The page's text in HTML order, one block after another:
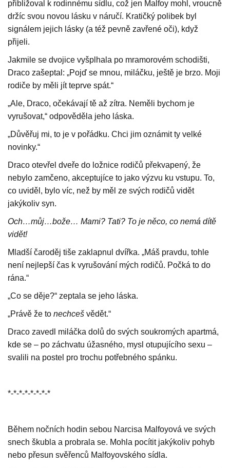
přibližoval k rodinnému sídlu, což jen Malfoy mohl, vroucně
držíc svou novou lásku v náručí. Kratičký polibek byl
signálem jejich lásky (a též pevně zavřené oči), když
přijeli.
Jakmile se dvojice vyšplhala po mramorovém schodišti,
Draco zašeptal: „Pojď se mnou, miláčku, ještě je brzo. Moji
rodiče by měli jít teprve spát.“
„Ale, Draco, očekávají tě až zítra. Neměli bychom je
vyrušovat,“ odpověděla jeho láska.
„Důvěřuj mi, to je v pořádku. Chci jim oznámit ty velké
novinky.“
Draco otevřel dveře do ložnice rodičů překvapený, že
nebylo zamčeno, akceptujíce to jako výzvu ku vstupu. To,
co uviděl, bylo víc, než by měl ze svých rodičů vidět
jakýkoliv syn.
Och…můj…bože… Mami? Tati? To je něco, co nemá dítě
vidět!
Mladší čaroděj tiše zaklapnul dvířka. „Máš pravdu, tohle
není nejlepší čas k vyrušování mých rodičů. Počká to do
rána.“
„Co se děje?“ zeptala se jeho láska.
„Právě že to nechceš vědět.“
Draco zavedl miláčka dolů do svých soukromých apartmá,
kde se – po záchvatu úžasného, mysl otupujícího sexu –
svalili na postel pro trochu potřebného spánku.
*-*-*-*-*-*-*-*
Během nočních hodin sebou Narcisa Malfoyová ve svých
snech škubla a probrala se. Mohla pocítit jakýkoliv pohyb
nebo přesun svěřenců Malfoyovského sídla.